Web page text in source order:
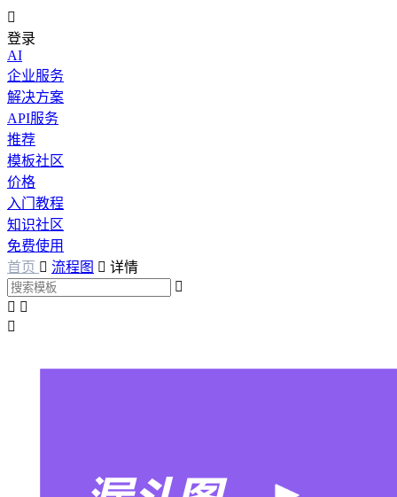

登录
AI
企业服务
解决方案
API服务
推荐
模板社区
价格
入门教程
知识社区
免费使用
首页  流程图  详情

 
